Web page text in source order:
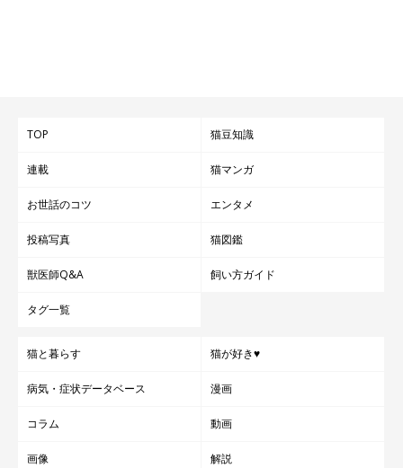
TOP 猫豆知識
連載 猫マンガ
お世話のコツ エンタメ
投稿写真 猫図鑑
獣医師Q&A 飼い方ガイド
タグ一覧
猫と暮らす 猫が好き♥
病気・症状データベース 漫画
コラム 動画
画像 解説